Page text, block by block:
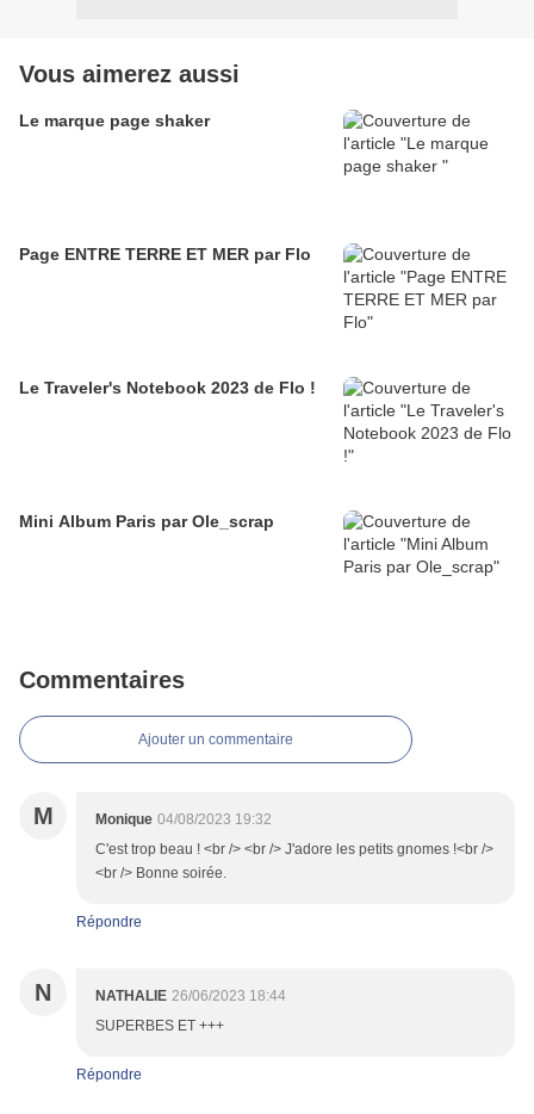
Vous aimerez aussi
Le marque page shaker
Page ENTRE TERRE ET MER par Flo
Le Traveler's Notebook 2023 de Flo !
Mini Album Paris par Ole_scrap
Commentaires
Ajouter un commentaire
M Monique 04/08/2023 19:32
C'est trop beau ! <br /> <br /> J'adore les petits gnomes !<br />
<br /> Bonne soirée.
Répondre
N NATHALIE 26/06/2023 18:44
SUPERBES ET +++
Répondre